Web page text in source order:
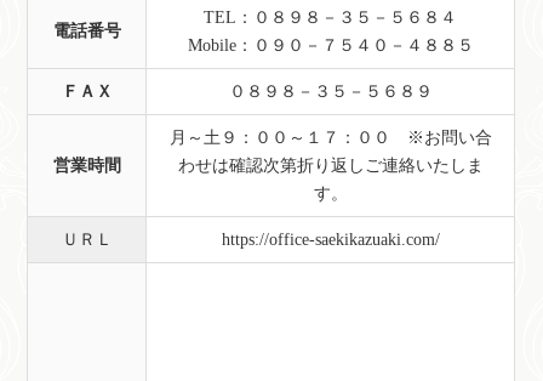
電話番号
TEL：０８９８－３５－５６８４
Mobile：０９０－７５４０－４８８５
ＦＡＸ ０８９８－３５－５６８９
営業時間
月～土９：００～１７：００ ※お問い合
わせは確認次第折り返しご連絡いたしま
す。
ＵＲＬ https://office-saekikazuaki.com/